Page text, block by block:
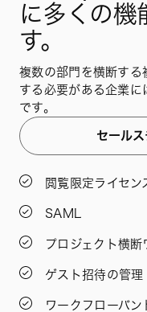
に多くの機
す。
複数の部門を横断する
する必要がある企業
です。
セール
閲覧限定ライセン
SAML
プロジェクト横断
ゲスト招待の管理
ワークフローバン